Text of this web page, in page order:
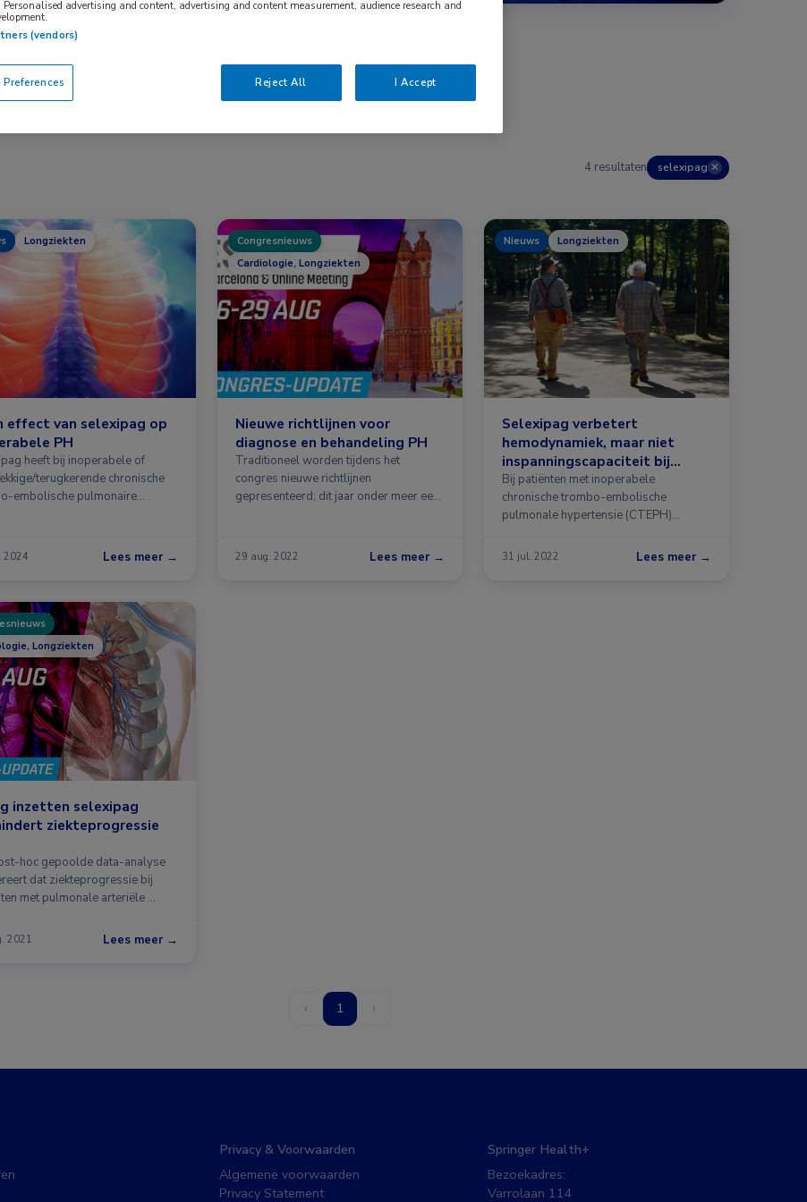
4 resultaten selexipag ✕
Longziekten
effect van selexipag op
PH
heeft bij inoperabele of
terugkerende chronische
embolische pulmonaire
2024 Lees meer →
Congresnieuws
Cardiologie, Longziekten
Nieuwe richtlijnen voor
diagnose en behandeling PH
Traditioneel worden tijdens het
congres nieuwe richtlijnen
gepresenteerd; dit jaar onder meer een
29 aug. 2022 Lees meer →
Nieuws Longziekten
Selexipag verbetert
hemodynamiek, maar niet
inspanningscapaciteit bij
inoperabele CTEPH
Bij patiënten met inoperabele
chronische trombo-embolische
pulmonale hypertensie (CTEPH)
wel …
31 jul. 2022 Lees meer →
Longziekten
inzetten selexipag
ziekteprogressie
hoc gepoolde data-analyse
dat ziekteprogressie bij
met pulmonale arteriële …
2021 Lees meer →
‹ 1 ›
Privacy & Voorwaarden
Algemene voorwaarden
Privacy Statement
Springer Health+
Bezoekadres:
Varrolaan 114
Personalised advertising and content, advertising and content measurement, audience research and
(vendors)
Reject All I Accept